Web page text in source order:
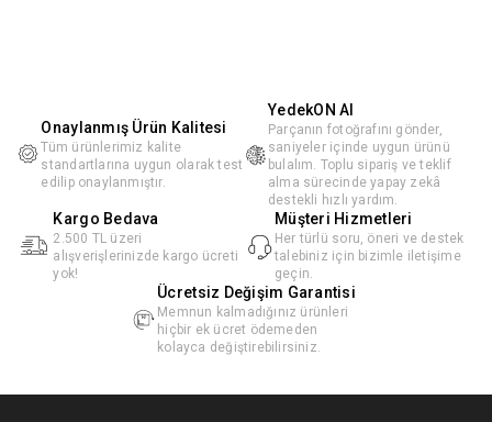
Onaylanmış Ürün Kalitesi
Tüm ürünlerimiz kalite
standartlarına uygun olarak test
edilip onaylanmıştır.
YedekON AI
Parçanın fotoğrafını gönder,
saniyeler içinde uygun ürünü
bulalım. Toplu sipariş ve teklif
alma sürecinde yapay zekâ
destekli hızlı yardım.
Kargo Bedava
2.500 TL üzeri
alışverişlerinizde kargo ücreti
yok!
Müşteri Hizmetleri
Her türlü soru, öneri ve destek
talebiniz için bizimle iletişime
geçin.
Ücretsiz Değişim Garantisi
Memnun kalmadığınız ürünleri
hiçbir ek ücret ödemeden
kolayca değiştirebilirsiniz.